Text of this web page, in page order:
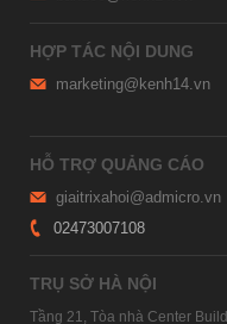
HỢP TÁC NỘI DUNG
marketing@kenh14.vn
HỖ TRỢ QUẢNG CÁO
giaitrixahoi@admicro.vn
02473007108
TRỤ SỞ HÀ NỘI
Tầng 21, Tòa nhà Center